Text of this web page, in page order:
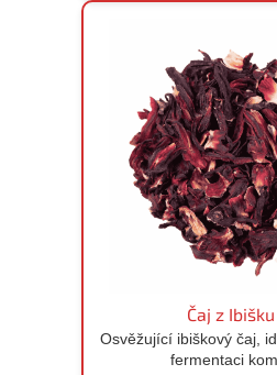
Čaj z Ibišku
Osvěžující ibiškový čaj,
fermentaci